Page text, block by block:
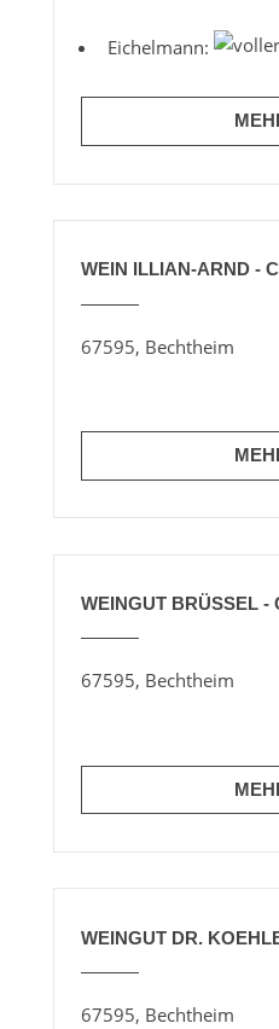
Eichelmann:
WEIN ILLIAN-ARND -
67595, Bechtheim
WEINGUT BRÜSSEL -
67595, Bechtheim
WEINGUT DR.
67595, Bechtheim